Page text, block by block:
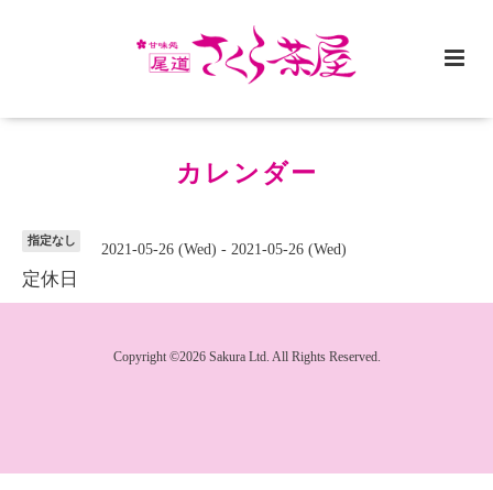
カレンダー
指定なし
2021-05-26 (Wed) - 2021-05-26 (Wed)
定休日
Copyright ©2026 Sakura Ltd. All Rights Reserved.